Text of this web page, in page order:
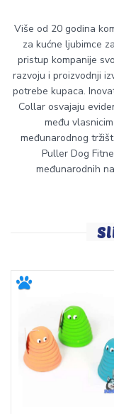
Više od 20 godina
za kućne ljubimce
pristup kompanije
razvoju i proizvodnji
potrebe kupaca.
Collar osvajaju
među
međunarodnog
Puller Dog
međunarodnih